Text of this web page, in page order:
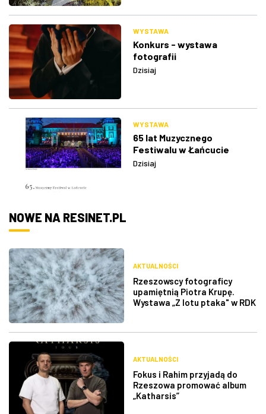
WYSTAWA
Konkurs - wystawa
fotografii
Dzisiaj
WYSTAWA
65 lat Muzycznego
Festiwalu w Łańcucie
Dzisiaj
NOWE NA RESINET.PL
AKTUALNOŚCI
Rzeszowscy fotograficy
upamiętnią Piotra Krupę.
Wystawa „Z lotu ptaka" w RDK
AKTUALNOŚCI
Fokus i Rahim przyjadą do
Rzeszowa promować album
„Katharsis”